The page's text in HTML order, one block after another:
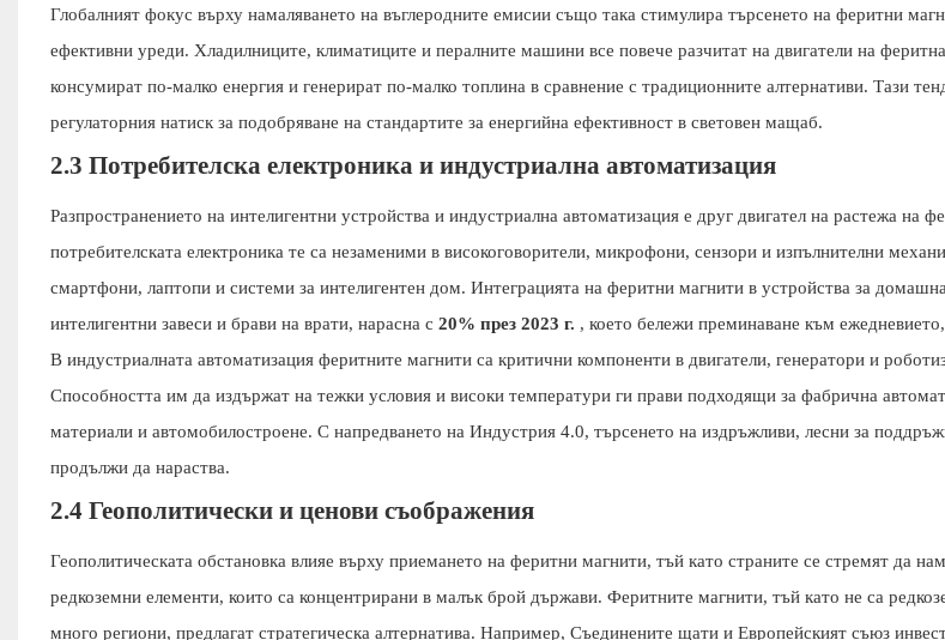
Глобалният фокус върху намаляването на въглеродните емисии също така стимулира търсенето на феритни
ефективни уреди. Хладилниците, климатиците и пералните машини все повече разчитат на двигатели на
консумират по-малко енергия и генерират по-малко топлина в сравнение с традиционните алтернативи. Тази
регулаторния натиск за подобряване на стандартите за енергийна ефективност в световен мащаб.
2.3 Потребителска електроника и индустриална автоматизация
Разпространението на интелигентни устройства и индустриална автоматизация е друг двигател на растежа на
потребителската електроника те са незаменими в високоговорители, микрофони, сензори и изпълнителни
смартфони, лаптопи и системи за интелигентен дом. Интеграцията на феритни магнити в устройства за
интелигентни завеси и брави на врати, нарасна с 20% през 2023 г. , което бележи преминаване към
В индустриалната автоматизация феритните магнити са критични компоненти в двигатели, генератори и
Способността им да издържат на тежки условия и високи температури ги прави подходящи за фабрична
материали и автомобилостроене. С напредването на Индустрия 4.0, търсенето на издръжливи, лесни за
продължи да нараства.
2.4 Геополитически и ценови съображения
Геополитическата обстановка влияе върху приемането на феритни магнити, тъй като страните се стремят да
редкоземни елементи, които са концентрирани в малък брой държави. Феритните магнити, тъй като не са
много региони, предлагат стратегическа алтернатива. Например, Съединените щати и Европейският съюз